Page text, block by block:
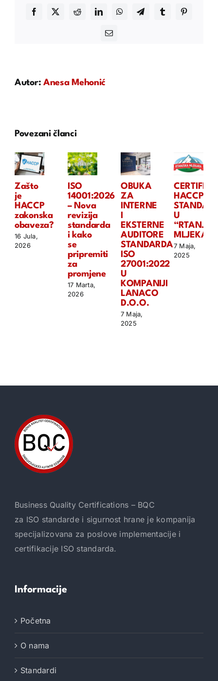
Facebook
X RedditLinkedInWhatsAppTelegramTumblrPinterest
Email
Autor: Anesa Mehonić
Povezani članci
Zašto
je
HACCP
zakonska
obaveza?
16 Jula,
2026
ISO
14001:2026
– Nova
revizija
standarda
i kako
se
pripremiti
za
promjene
17 Marta,
2026
OBUKA
ZA
INTERNE
EKSTERNE
AUDITORE
STANDARDA
ISO
27001:2022
U
KOMPANIJI
LANACO
D.O.O.
7 Maja,
2025
HACCP
U
7 Maja,
2025
Business Quality Certifications – BQC
za ISO standarde i sigurnost hrane je kompanija
specijalizovana za poslove implementacije i
certifikacije ISO standarda.
Informacije
Početna
O nama
Standardi